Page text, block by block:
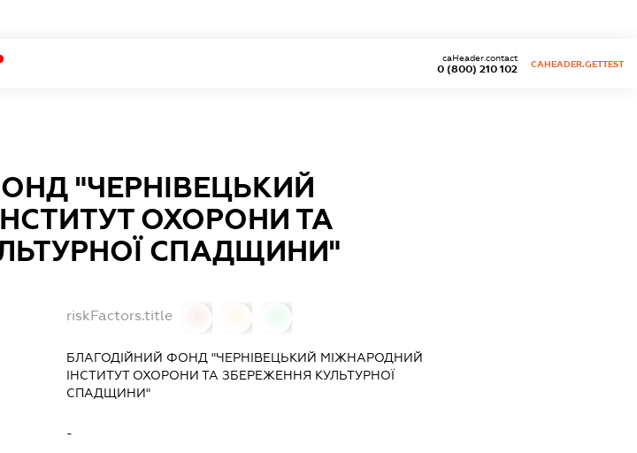
0 (800) 210 102
caHeader.contact
CAHEADER.GETTEST
"ЧЕРНІВЕЦЬКИЙ
ОХОРОНИ ТА
СПАДЩИНИ"
riskFactors.title
БЛАГОДІЙНИЙ ФОНД "ЧЕРНІВЕЦЬКИЙ МІЖНАРОДНИЙ
ІНСТИТУТ ОХОРОНИ ТА ЗБЕРЕЖЕННЯ КУЛЬТУРНОЇ
СПАДЩИНИ"
-